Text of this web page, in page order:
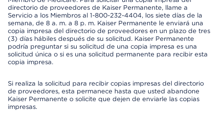
directorio de proveedores de Kaiser Permanente, llame a
Servicio a los Miembros al 1-800-232-4404, los siete días de la
semana, de 8 a. m. a 8 p. m. Kaiser Permanente le enviará una
copia impresa del directorio de proveedores en un plazo de tres
(3) días hábiles después de su solicitud. Kaiser Permanente
podría preguntar si su solicitud de una copia impresa es una
solicitud única o si es una solicitud permanente para recibir esta
copia impresa.
Si realiza la solicitud para recibir copias impresas del directorio
de proveedores, esta permanece hasta que usted abandone
Kaiser Permanente o solicite que dejen de enviarle las copias
impresas.